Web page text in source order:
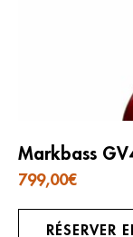
Markbass
799,00€
RÉSERVER